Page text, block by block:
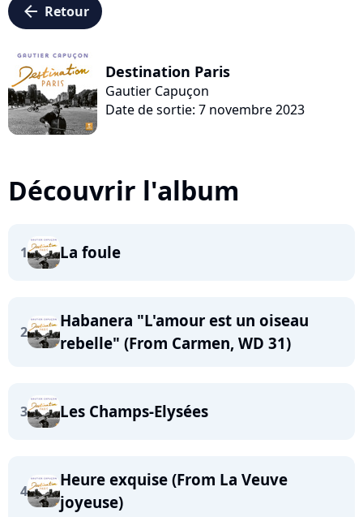
arrow_left Retour
Destination Paris
Gautier Capuçon
Date de sortie: 7 novembre 2023
Découvrir l'album
1 La foule
2
Habanera "L'amour est un oiseau
rebelle" (From Carmen, WD 31)
3 Les Champs-Elysées
4
Heure exquise (From La Veuve
joyeuse)